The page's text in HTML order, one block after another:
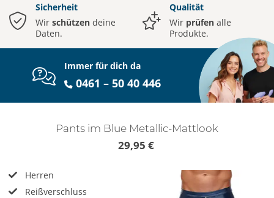
Sicherheit
Wir schützen deine
Daten.
Qualität
Wir prüfen alle
Produkte.
Immer für dich da
0461 – 50 40 446
Pants im Blue Metallic-Mattlook
29,95 €
Herren
Reißverschluss